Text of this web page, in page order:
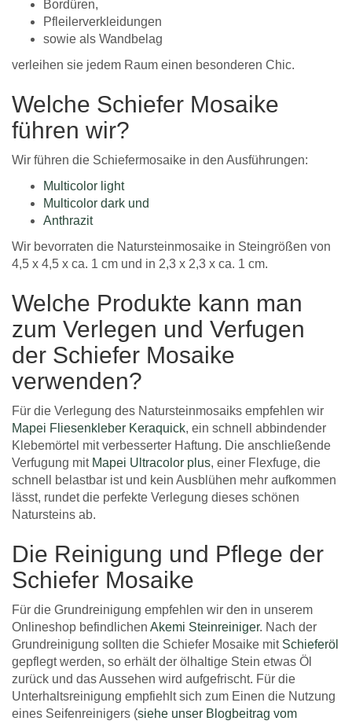
Bordüren,
Pfleilerverkleidungen
sowie als Wandbelag
verleihen sie jedem Raum einen besonderen Chic.
Welche Schiefer Mosaike
führen wir?
Wir führen die Schiefermosaike in den Ausführungen:
Multicolor light
Multicolor dark und
Anthrazit
Wir bevorraten die Natursteinmosaike in Steingrößen von
4,5 x 4,5 x ca. 1 cm und in 2,3 x 2,3 x ca. 1 cm.
Welche Produkte kann man
zum Verlegen und Verfugen
der Schiefer Mosaike
verwenden?
Für die Verlegung des Natursteinmosaiks empfehlen wir
Mapei Fliesenkleber Keraquick, ein schnell abbindender
Klebemörtel mit verbesserter Haftung. Die anschließende
Verfugung mit Mapei Ultracolor plus, einer Flexfuge, die
schnell belastbar ist und kein Ausblühen mehr aufkommen
lässt, rundet die perfekte Verlegung dieses schönen
Natursteins ab.
Die Reinigung und Pflege der
Schiefer Mosaike
Für die Grundreinigung empfehlen wir den in unserem
Onlineshop befindlichen Akemi Steinreiniger. Nach der
Grundreinigung sollten die Schiefer Mosaike mit Schieferöl
gepflegt werden, so erhält der ölhaltige Stein etwas Öl
zurück und das Aussehen wird aufgefrischt. Für die
Unterhaltsreinigung empfiehlt sich zum Einen die Nutzung
eines Seifenreinigers (siehe unser Blogbeitrag vom